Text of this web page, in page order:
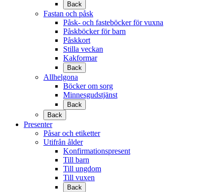
Back
Fastan och påsk
Påsk- och fasteböcker för vuxna
Påskböcker för barn
Påskkort
Stilla veckan
Kakformar
Back
Allhelgona
Böcker om sorg
Minnesgudstjänst
Back
Back
Presenter
Påsar och etiketter
Utifrån ålder
Konfirmationspresent
Till barn
Till ungdom
Till vuxen
Back